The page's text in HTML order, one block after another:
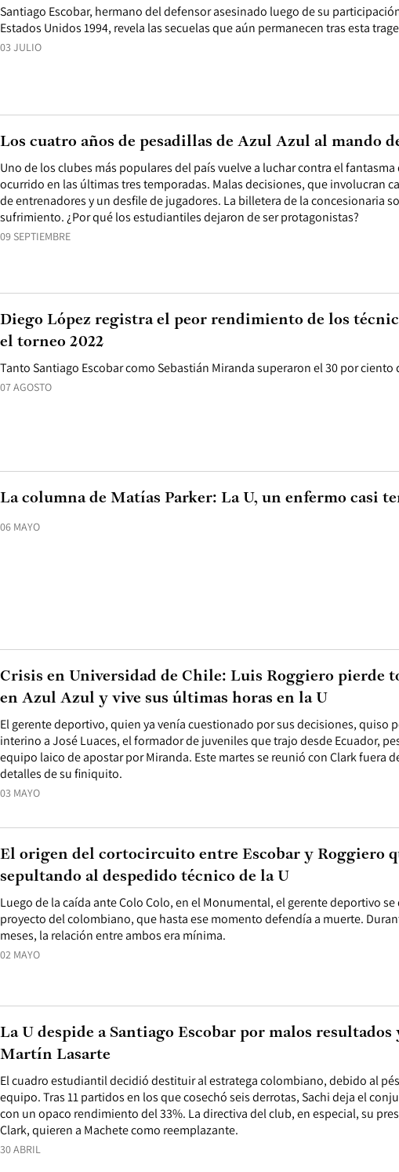
03 JULIO
Santiago Escobar, hermano del defensor asesinado luego de su
Estados Unidos 1994, revela las secuelas que aún permanecen tras esta
09 SEPTIEMBRE
Uno de los clubes más populares del país vuelve a luchar contra el fantasma
ocurrido en las últimas tres temporadas. Malas decisiones, que involucran
de entrenadores y un desfile de jugadores. La billetera de la concesionaria
sufrimiento. ¿Por qué los estudiantiles dejaron de ser protagonistas?
Los cuatro años de pesadillas de Azul Azul al mando
07 AGOSTO
Tanto Santiago Escobar como Sebastián Miranda superaron el 30 por
Diego López registra el peor rendimiento de los
el torneo 2022
06 MAYO
La columna de Matías Parker: La U, un enfermo casi
03 MAYO
El gerente deportivo, quien ya venía cuestionado por sus decisiones, quiso
interino a José Luaces, el formador de juveniles que trajo desde Ecuador,
equipo laico de apostar por Miranda. Este martes se reunió con Clark fuera
detalles de su finiquito.
Crisis en Universidad de Chile: Luis Roggiero pierde
en Azul Azul y vive sus últimas horas en la U
02 MAYO
Luego de la caída ante Colo Colo, en el Monumental, el gerente deportivo
proyecto del colombiano, que hasta ese momento defendía a muerte.
meses, la relación entre ambos era mínima.
El origen del cortocircuito entre Escobar y Roggiero
sepultando al despedido técnico de la U
30 ABRIL
El cuadro estudiantil decidió destituir al estratega colombiano, debido al
equipo. Tras 11 partidos en los que cosechó seis derrotas, Sachi deja el
con un opaco rendimiento del 33%. La directiva del club, en especial, su
Clark, quieren a Machete como reemplazante.
La U despide a Santiago Escobar por malos resultados
Martín Lasarte